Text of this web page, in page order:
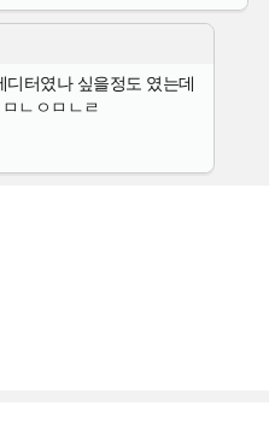
터였나 싶을정도 였는데
ㄴㅇㅁㄴㄹ